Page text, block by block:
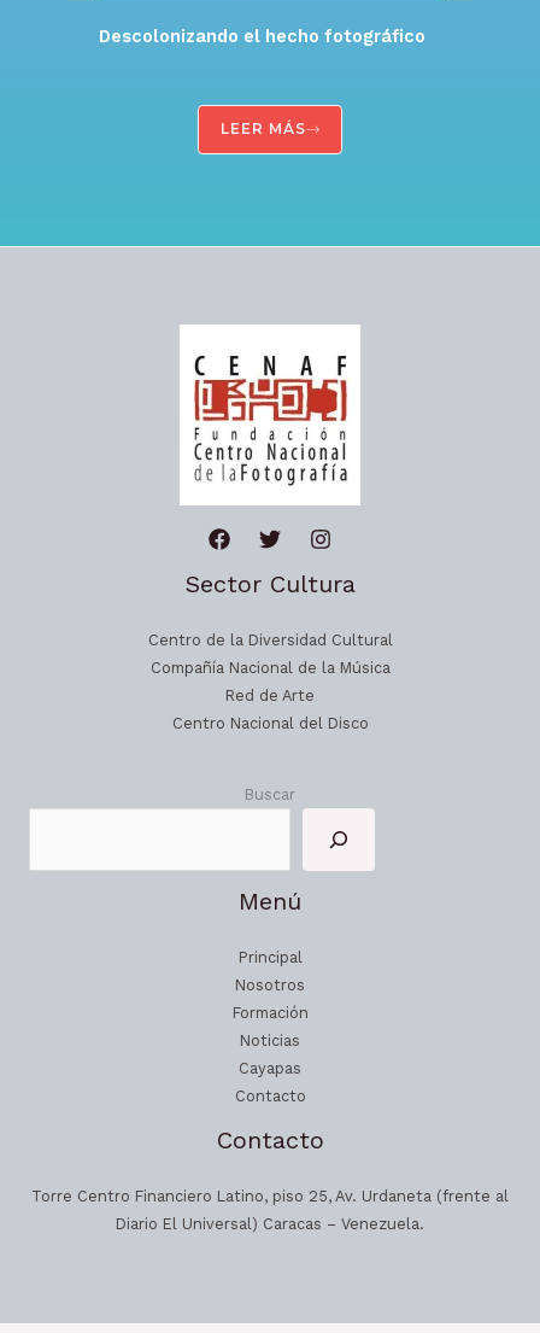
Descolonizando el hecho fotográfico
LEER MÁS
Sector Cultura
Centro de la Diversidad Cultural
Compañía Nacional de la Música
Red de Arte
Centro Nacional del Disco
Buscar
Menú
Principal
Nosotros
Formación
Noticias
Cayapas
Contacto
Contacto
Torre Centro Financiero Latino, piso 25, Av. Urdaneta (frente al
Diario El Universal) Caracas – Venezuela.